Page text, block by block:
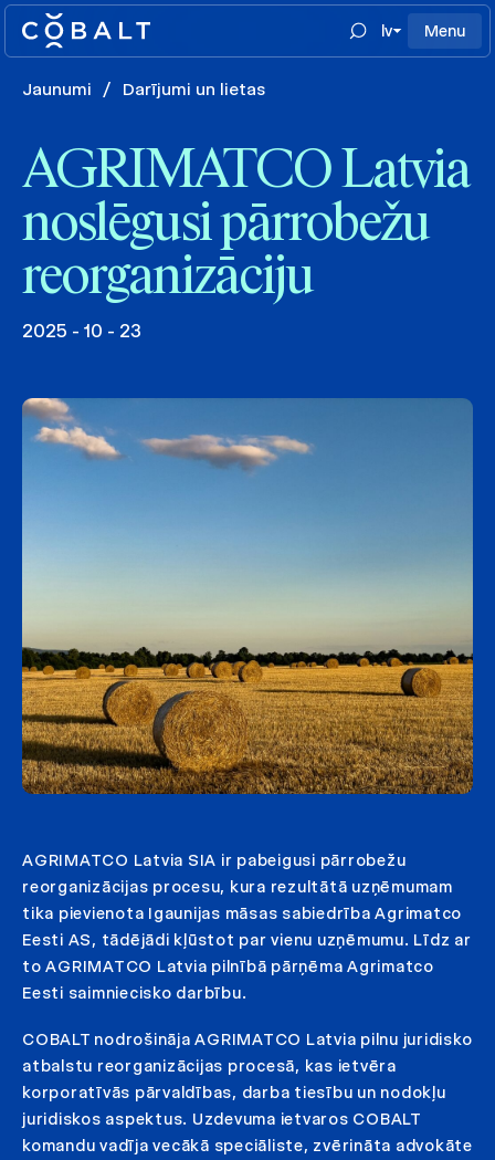
lv Menu
Jaunumi / Darījumi un lietas
AGRIMATCO Latvia
noslēgusi pārrobežu
reorganizāciju
2025 - 10 - 23
AGRIMATCO Latvia SIA ir pabeigusi pārrobežu
reorganizācijas procesu, kura rezultātā uzņēmumam
tika pievienota Igaunijas māsas sabiedrība Agrimatco
Eesti AS, tādējādi kļūstot par vienu uzņēmumu. Līdz ar
to AGRIMATCO Latvia pilnībā pārņēma Agrimatco
Eesti saimniecisko darbību.
COBALT nodrošināja AGRIMATCO Latvia pilnu juridisko
atbalstu reorganizācijas procesā, kas ietvēra
korporatīvās pārvaldības, darba tiesību un nodokļu
juridiskos aspektus. Uzdevuma ietvaros COBALT
komandu vadīja vecākā speciāliste, zvērināta advokāte